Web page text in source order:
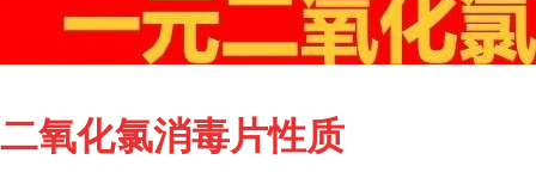
二氧化氯消毒片性质